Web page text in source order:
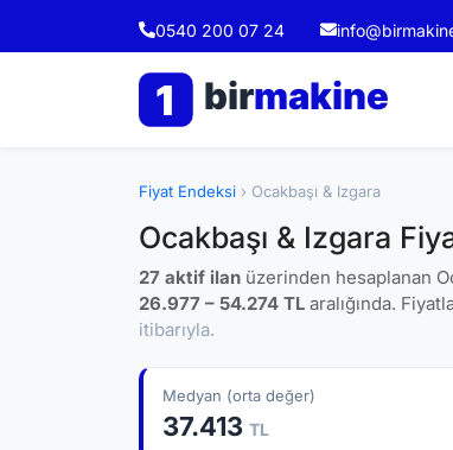
0540 200 07 24
1 birmakine
Fiyat Endeksi › Ocakbaşı & Izgara
Ocakbaşı & Izgara
27 aktif ilan üzerinden hesaplanan
26.977 – 54.274 TL aralığında.
itibarıyla.
Medyan (orta değer)
37.413 TL